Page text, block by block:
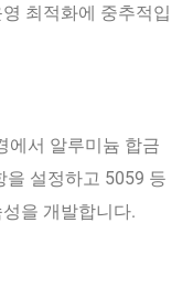
최적화에 중추적입
에서 알루미늄 합금
을 설정하고 5059 등
을 개발합니다.